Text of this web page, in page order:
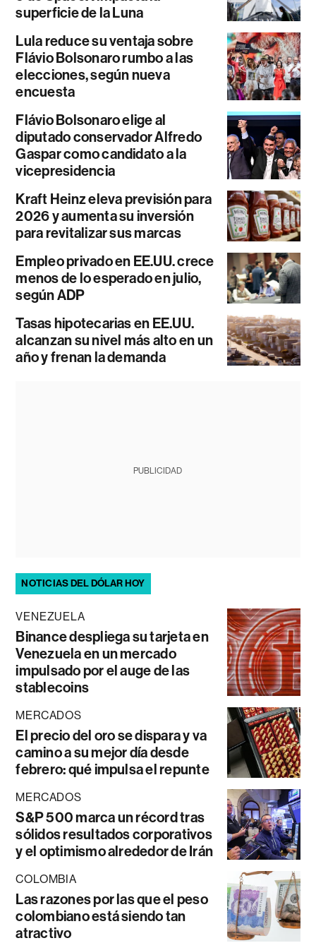
superficie de la Luna
Lula reduce su ventaja sobre
Flávio Bolsonaro rumbo a las
elecciones, según nueva
encuesta
Flávio Bolsonaro elige al
diputado conservador Alfredo
Gaspar como candidato a la
vicepresidencia
Kraft Heinz eleva previsión para
2026 y aumenta su inversión
para revitalizar sus marcas
Empleo privado en EE.UU. crece
menos de lo esperado en julio,
según ADP
Tasas hipotecarias en EE.UU.
alcanzan su nivel más alto en un
año y frenan la demanda
PUBLICIDAD
NOTICIAS DEL DÓLAR HOY
VENEZUELA
Binance despliega su tarjeta en
Venezuela en un mercado
impulsado por el auge de las
stablecoins
MERCADOS
El precio del oro se dispara y va
camino a su mejor día desde
febrero: qué impulsa el repunte
MERCADOS
S&P 500 marca un récord tras
sólidos resultados corporativos
y el optimismo alrededor de Irán
COLOMBIA
Las razones por las que el peso
colombiano está siendo tan
atractivo